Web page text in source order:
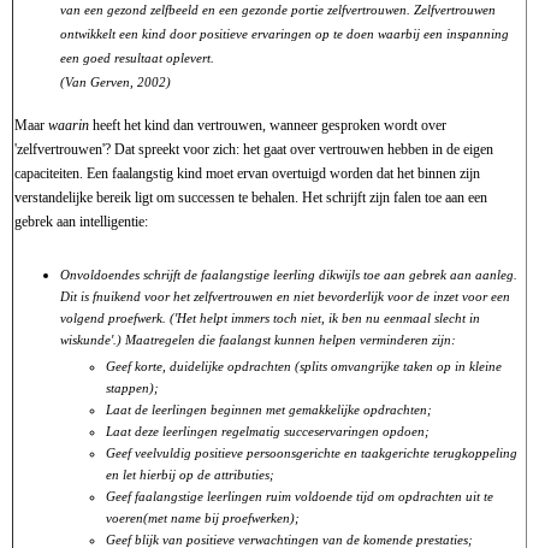
van een gezond zelfbeeld en een gezonde portie zelfvertrouwen. Zelfvertrouwen
ontwikkelt een kind door positieve ervaringen op te doen waarbij een inspanning
een goed resultaat oplevert.
(Van Gerven, 2002)
Maar waarin heeft het kind dan vertrouwen, wanneer gesproken wordt over
'zelfvertrouwen'? Dat spreekt voor zich: het gaat over vertrouwen hebben in de eigen
capaciteiten. Een faalangstig kind moet ervan overtuigd worden dat het binnen zijn
verstandelijke bereik ligt om successen te behalen. Het schrijft zijn falen toe aan een
gebrek aan intelligentie:
Onvoldoendes schrijft de faalangstige leerling dikwijls toe aan gebrek aan aanleg.
Dit is fnuikend voor het zelfvertrouwen en niet bevorderlijk voor de inzet voor een
volgend proefwerk. ('Het helpt immers toch niet, ik ben nu eenmaal slecht in
wiskunde'.) Maatregelen die faalangst kunnen helpen verminderen zijn:
Geef korte, duidelijke opdrachten (splits omvangrijke taken op in kleine
stappen);
Laat de leerlingen beginnen met gemakkelijke opdrachten;
Laat deze leerlingen regelmatig succeservaringen opdoen;
Geef veelvuldig positieve persoonsgerichte en taakgerichte terugkoppeling
en let hierbij op de attributies;
Geef faalangstige leerlingen ruim voldoende tijd om opdrachten uit te
voeren(met name bij proefwerken);
Geef blijk van positieve verwachtingen van de komende prestaties;